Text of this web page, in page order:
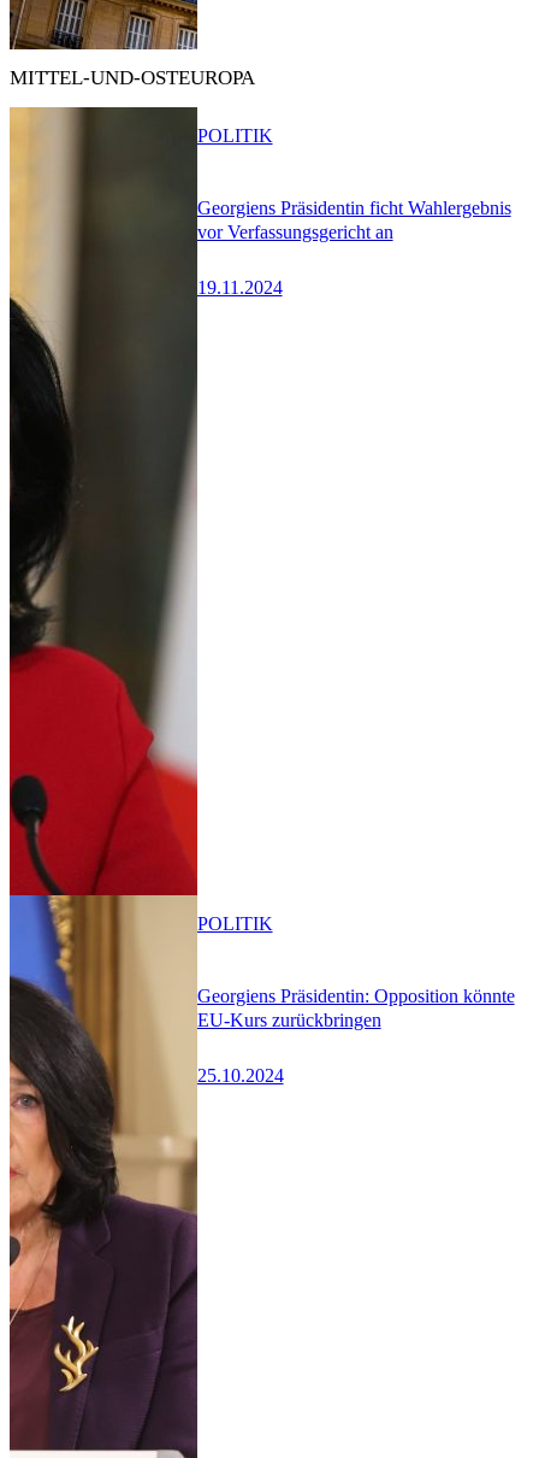
MITTEL-UND-OSTEUROPA
Georgiens Präsidentin ficht Wahlergebnis
vor Verfassungsgericht an
19.11.2024
POLITIK
Georgiens Präsidentin: Opposition könnte
EU-Kurs zurückbringen
25.10.2024
POLITIK